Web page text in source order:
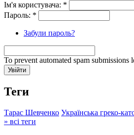
Ім'я користувача: *
Пароль: *
Забули пароль?
To prevent automated spam submissions
Теги
Тарас Шевченко Українська греко-
» всі теги